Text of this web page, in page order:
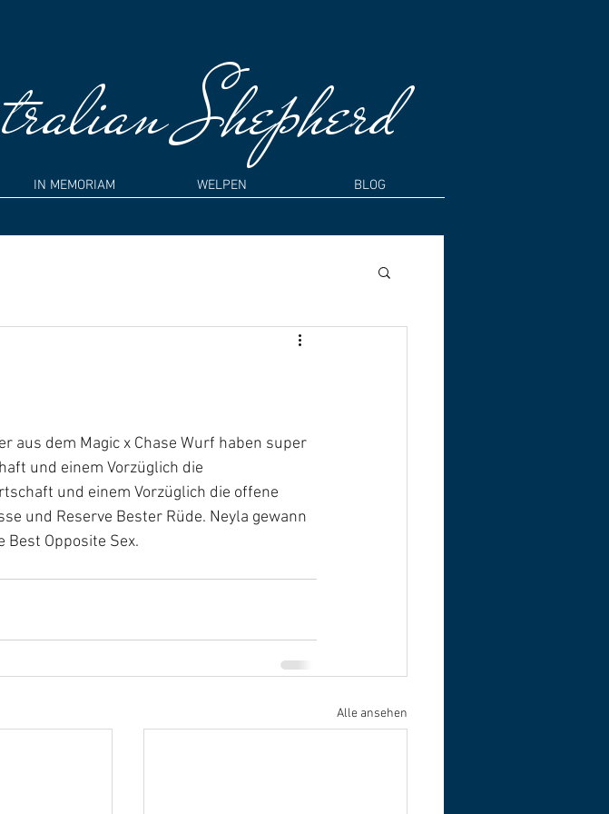
Shepherd
IN MEMORIAM WELPEN BLOG
aus dem Magic x Chase Wurf haben super
und einem Vorzüglich die
und einem Vorzüglich die offene
und Reserve Bester Rüde. Neyla gewann
Opposite Sex.
Alle ansehen